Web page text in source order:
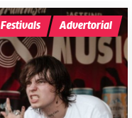
Festivals Advertorial